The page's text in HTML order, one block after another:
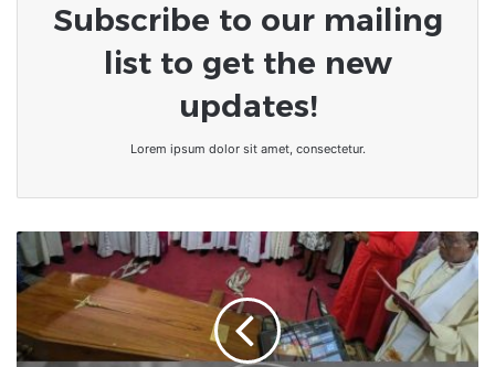
Subscribe to our mailing
list to get the new
updates!
Lorem ipsum dolor sit amet, consectetur.
Togo
|
Adieu
l'homme
d'Église,
adieu